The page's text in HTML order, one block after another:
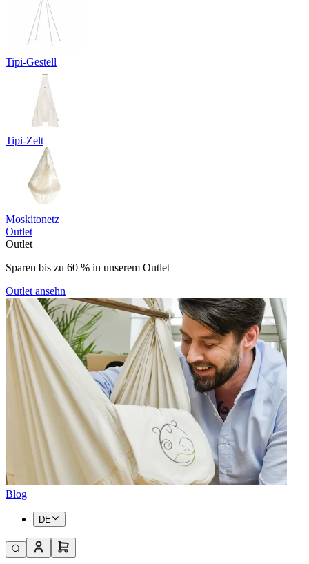
Tipi-Gestell
Tipi-Zelt
Moskitonetz
Outlet
Outlet
Sparen bis zu 60 % in unserem Outlet
Outlet ansehn
Blog
DE